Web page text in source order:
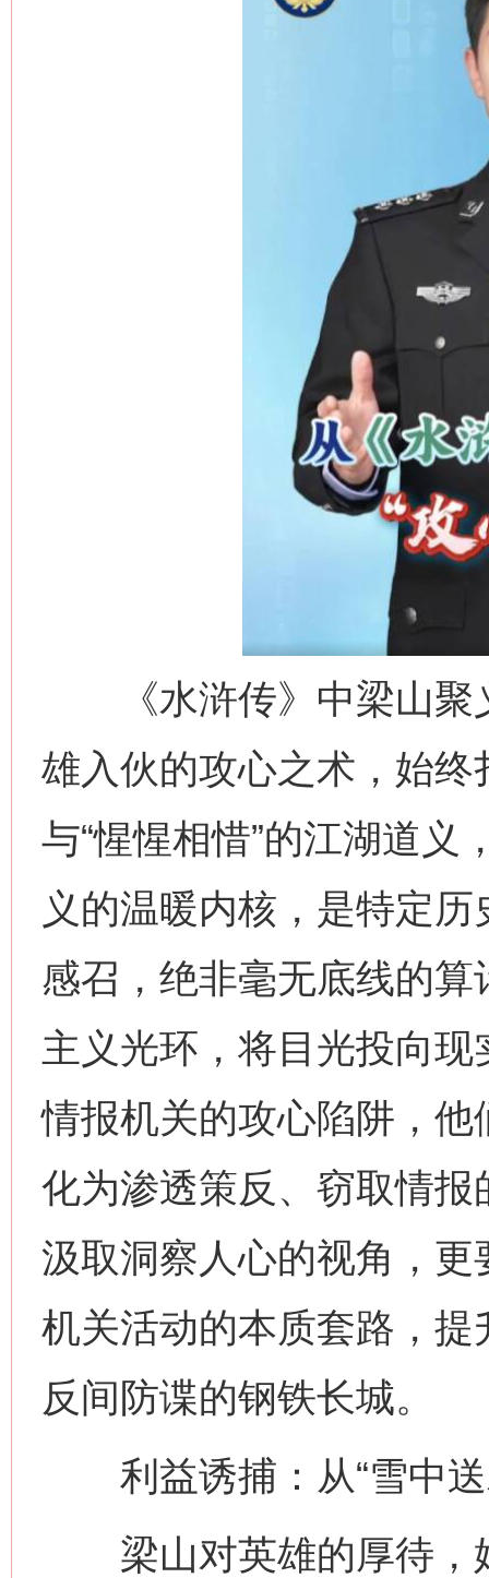
《水浒传》中梁山聚
雄入伙的攻心之术，始终
与“惺惺相惜”的江湖道义
义的温暖内核，是特定
感召，绝非毫无底线的
主义光环，将目光投向
情报机关的攻心陷阱，
化为渗透策反、窃取情
汲取洞察人心的视角，
机关活动的本质套路，
反间防谍的钢铁长城。
利益诱捕：从“雪中送
梁山对英雄的厚待，